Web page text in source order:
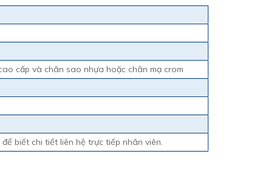
cấp và chân sao nhựa hoặc chân mạ crom
biết chi tiết liên hệ trực tiếp nhân viên.